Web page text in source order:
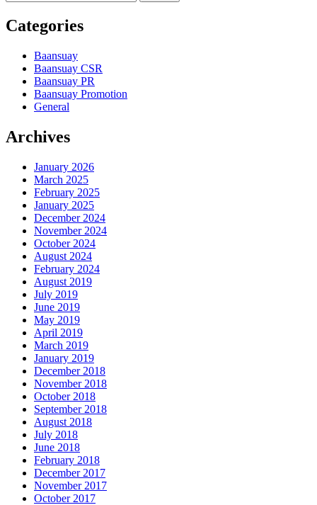
for:
Categories
Baansuay
Baansuay CSR
Baansuay PR
Baansuay Promotion
General
Archives
January 2026
March 2025
February 2025
January 2025
December 2024
November 2024
October 2024
August 2024
February 2024
August 2019
July 2019
June 2019
May 2019
April 2019
March 2019
January 2019
December 2018
November 2018
October 2018
September 2018
August 2018
July 2018
June 2018
February 2018
December 2017
November 2017
October 2017